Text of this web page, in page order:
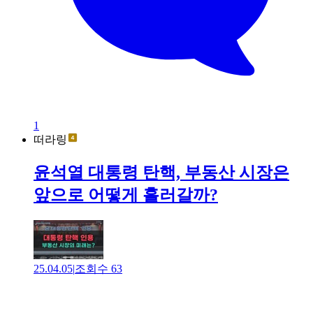
1
떠라링
윤석열 대통령 탄핵, 부동산 시장은
앞으로 어떻게 흘러갈까?
25.04.05|조회수 63